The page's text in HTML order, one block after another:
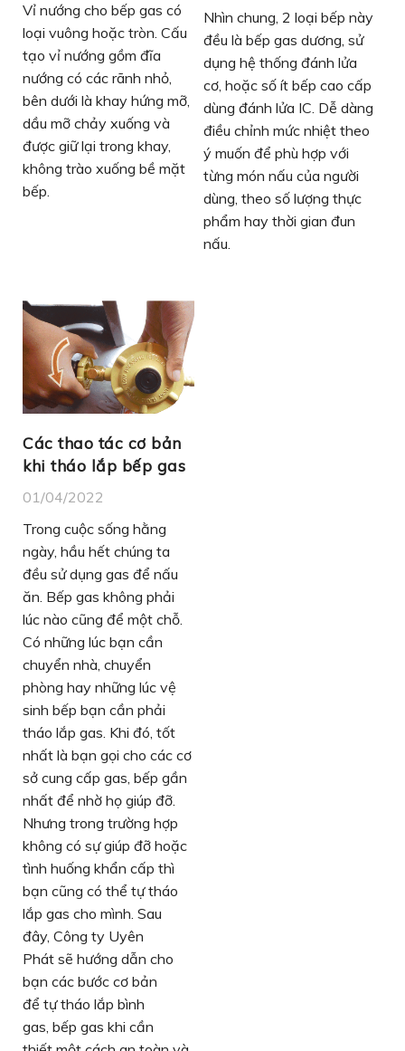
Vỉ nướng cho bếp gas có
loại vuông hoặc tròn. Cấu
tạo vỉ nướng gồm đĩa
nướng có các rãnh nhỏ,
bên dưới là khay hứng mỡ,
dầu mỡ chảy xuống và
được giữ lại trong khay,
không trào xuống bề mặt
bếp.
Nhìn chung, 2 loại bếp này
đều là bếp gas dương, sử
dụng hệ thống đánh lửa
cơ, hoặc số ít bếp cao cấp
dùng đánh lửa IC. Dễ dàng
điều chỉnh mức nhiệt theo
ý muốn để phù hợp với
từng món nấu của người
dùng, theo số lượng thực
phẩm hay thời gian đun
nấu.
Các thao tác cơ bản
khi tháo lắp bếp gas
01/04/2022
Trong cuộc sống hằng
ngày, hầu hết chúng ta
đều sử dụng gas để nấu
ăn. Bếp gas không phải
lúc nào cũng để một chỗ.
Có những lúc bạn cần
chuyển nhà, chuyển
phòng hay những lúc vệ
sinh bếp bạn cần phải
tháo lắp gas. Khi đó, tốt
nhất là bạn gọi cho các cơ
sở cung cấp gas, bếp gần
nhất để nhờ họ giúp đỡ.
Nhưng trong trường hợp
không có sự giúp đỡ hoặc
tình huống khẩn cấp thì
bạn cũng có thể tự tháo
lắp gas cho mình. Sau
đây, Công ty Uyên
Phát sẽ hướng dẫn cho
bạn các bước cơ bản
để tự tháo lắp bình
gas, bếp gas khi cần